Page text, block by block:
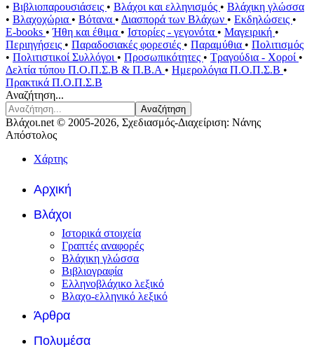
• Βιβλιοπαρουσιάσεις • Βλάχοι και ελληνισμός • Βλάχικη γλώσσα
• Βλαχοχώρια • Βότανα • Διασπορά των Βλάχων • Εκδηλώσεις •
E-books •Ήθη και έθιμα • Ιστορίες - γεγονότα • Μαγειρική •
Περιηγήσεις • Παραδοσιακές φορεσιές • Παραμύθια • Πολιτισμός
• Πολιτιστικοί Συλλόγοι • Προσωπικότητες • Τραγούδια - Χοροί •
Δελτία τύπου Π.Ο.Π.Σ.Β & Π.Β.Α • Ημερολόγια Π.Ο.Π.Σ.Β •
Πρακτικά Π.Ο.Π.Σ.Β
Αναζήτηση...
Αναζήτηση
Βλάχοι.net © 2005-2026, Σχεδιασμός-Διαχείριση: Νάνης
Απόστολος
Χάρτης
Αρχική
Βλάχοι
Ιστορικά στοιχεία
Γραπτές αναφορές
Βλάχικη γλώσσα
Βιβλιογραφία
Ελληνοβλάχικο λεξικό
Βλαχο-ελληνικό λεξικό
Άρθρα
Πολυμέσα